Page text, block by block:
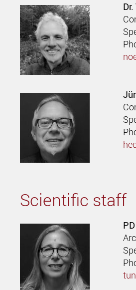
Scientific staff